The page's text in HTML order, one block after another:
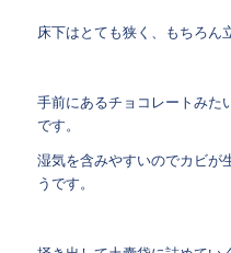
床下はとても狭く、もちろん
手前にあるチョコレートみた
です。
湿気を含みやすいのでカビが
うです。